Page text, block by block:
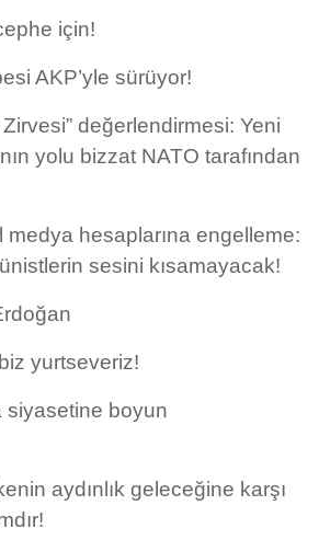
için!
AKP’yle sürüyor!
Zirvesi” değerlendirmesi: Yeni
yolu bizzat NATO tarafından
medya hesaplarına engelleme:
sesini kısamayacak!
yurtseveriz!
siyasetine boyun
aydınlık geleceğine karşı